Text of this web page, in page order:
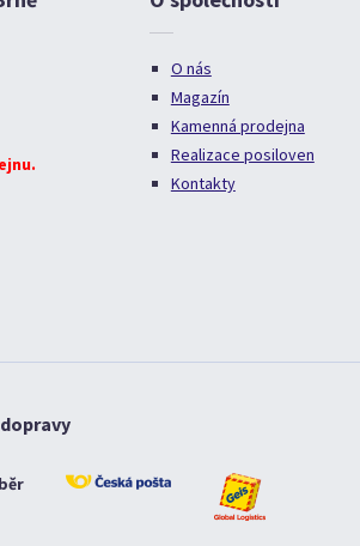
O nás
Magazín
Kamenná prodejna
Realizace posiloven
Kontakty